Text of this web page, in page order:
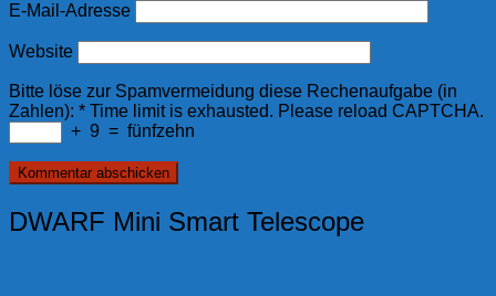
E-Mail-Adresse
Website
Bitte löse zur Spamvermeidung diese Rechenaufgabe (in
Zahlen): * Time limit is exhausted. Please reload CAPTCHA.
+ 9 = fünfzehn
DWARF Mini Smart Telescope